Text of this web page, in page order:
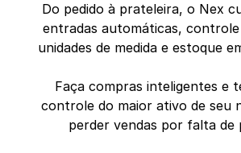
Do pedido à prateleira, o Nex
entradas automáticas, controle
unidades de medida e estoque
Faça compras inteligentes e
controle do maior ativo de seu
perder vendas por falta de